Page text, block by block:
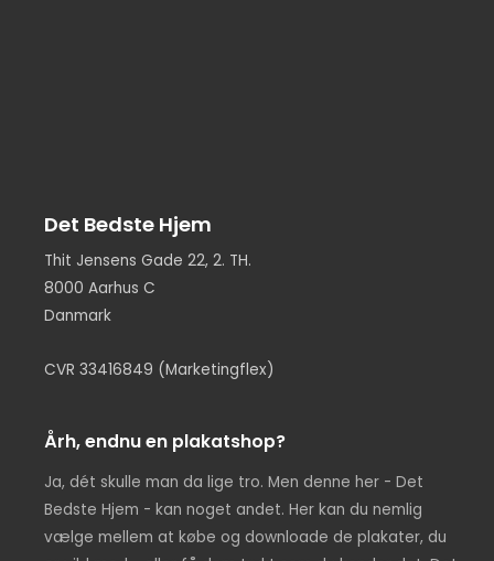
Det Bedste Hjem
Thit Jensens Gade 22, 2. TH.
8000 Aarhus C
Danmark
CVR 33416849 (Marketingflex)
Årh, endnu en plakatshop?
Ja, dét skulle man da lige tro. Men denne her - Det
Bedste Hjem - kan noget andet. Her kan du nemlig
vælge mellem at købe og downloade de plakater, du